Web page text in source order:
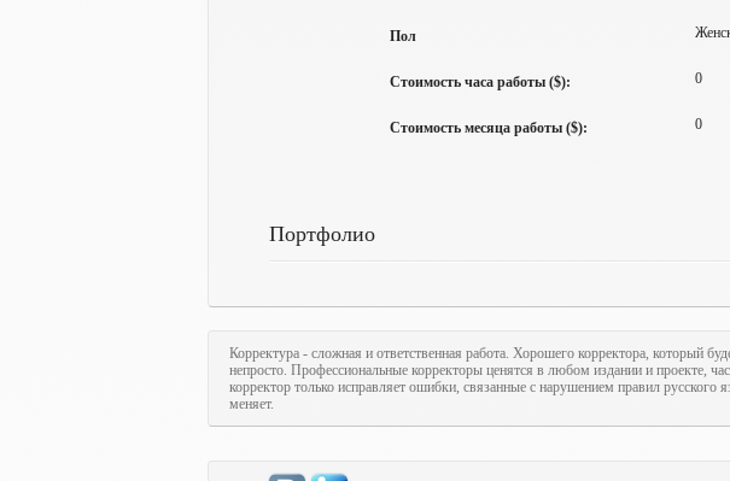
Пол
Стоимость часа работы ($): 0
Стоимость месяца работы ($): 0
Портфолио
Корректура - сложная и ответственная работа. Хорошего корректора, который
непросто. Профессиональные корректоры ценятся в любом издании и проекте,
корректор только исправляет ошибки, связанные с нарушением правил русского
меняет.